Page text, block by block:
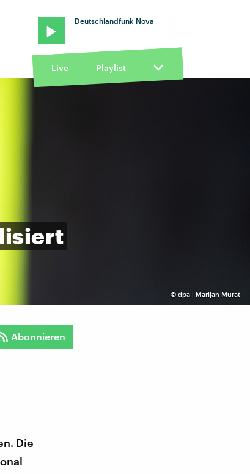
Deutschlandfunk Nova
Live Playlist
© dpa | Marijan Murat
Abonnieren
Die